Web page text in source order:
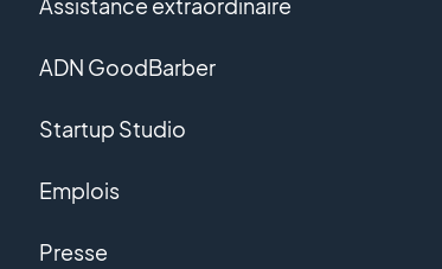
Assistance extraordinaire
ADN GoodBarber
Startup Studio
Emplois
Presse